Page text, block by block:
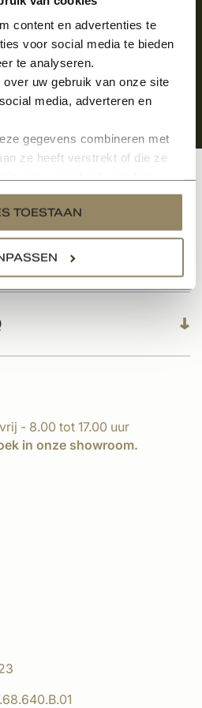
content en advertenties te
voor social media te bieden
te analyseren.
uw gebruik van onze site
media, adverteren en
gegevens combineren met
ze heeft verstrekt of die ze
TOESTAAN
- 8.00 tot 17.00 uur
in onze showroom.